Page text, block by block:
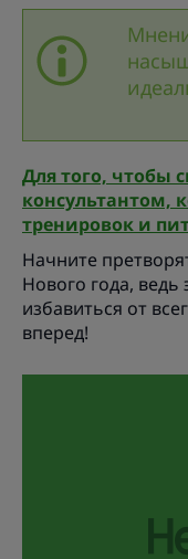
Для того, чтобы
консультантом,
тренировок и
Начните
Нового года,
избавиться от
вперед!